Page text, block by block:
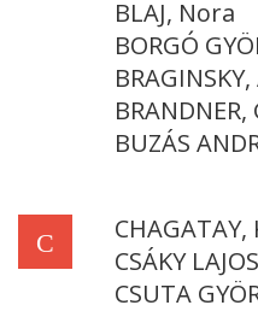
BLAJ, Nora
BORGÓ
BUZÁS
C
CSÁKY LAJOS
CSUTA